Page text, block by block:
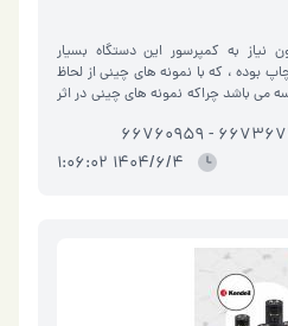
دستگاه چاپ تامپو رومیزی بدون نیاز به کمپرسور این دستگاه بسیار
بوده ، که با نمونه های چینی از لحاظ
می باشد چراکه نمونه های چینی در اثر
1404/6/4 1:06:02